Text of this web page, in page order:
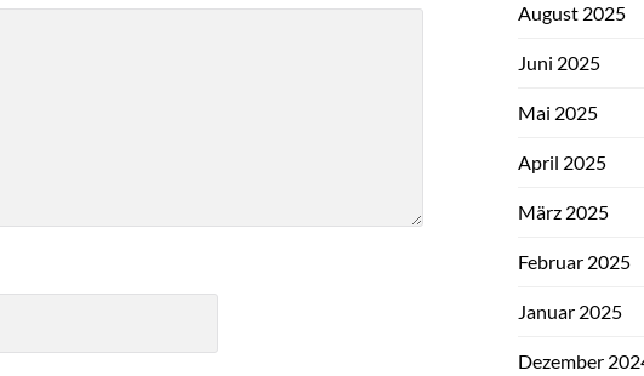
August 2025
Juni 2025
Mai 2025
April 2025
März 2025
Februar 2025
Januar 2025
Dezember